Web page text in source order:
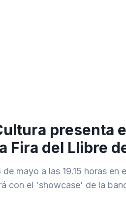
presenta
Fira del Llibre
mayo a las 19.15 horas en
con el 'showcase' de la